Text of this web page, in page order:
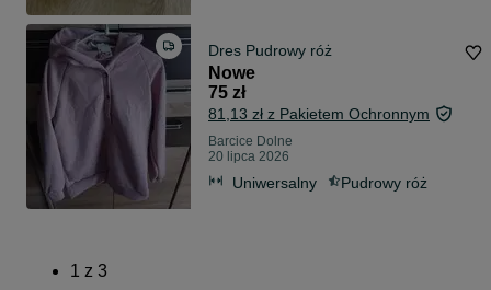
Dres Pudrowy róż
Nowe
75 zł
81,13 zł z Pakietem Ochronnym
Barcice Dolne
20 lipca 2026
Uniwersalny Pudrowy róż
1 z 3